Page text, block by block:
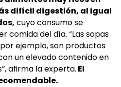
difícil digestión, al igual
cuyo consumo se
comida del día. “Las sopas
ejemplo, son productos
un elevado contenido en
afirma la experta. El